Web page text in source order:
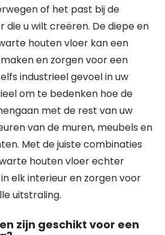
of het past bij de
die u wilt creëren. De diepe en
houten vloer kan een
en zorgen voor een
industrieel gevoel in uw
om te bedenken hoe de
met de rest van uw
van de muren, meubels en
Met de juiste combinaties
houten vloer echter
elk interieur en zorgen voor
uitstraling.
zijn geschikt voor een